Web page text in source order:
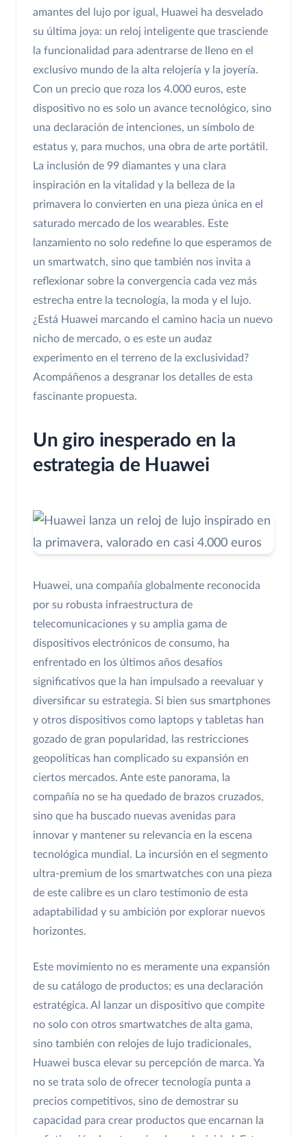
amantes del lujo por igual, Huawei ha desvelado
su última joya: un reloj inteligente que trasciende
la funcionalidad para adentrarse de lleno en el
exclusivo mundo de la alta relojería y la joyería.
Con un precio que roza los 4.000 euros, este
dispositivo no es solo un avance tecnológico, sino
una declaración de intenciones, un símbolo de
estatus y, para muchos, una obra de arte portátil.
La inclusión de 99 diamantes y una clara
inspiración en la vitalidad y la belleza de la
primavera lo convierten en una pieza única en el
saturado mercado de los wearables. Este
lanzamiento no solo redefine lo que esperamos de
un smartwatch, sino que también nos invita a
reflexionar sobre la convergencia cada vez más
estrecha entre la tecnología, la moda y el lujo.
¿Está Huawei marcando el camino hacia un nuevo
nicho de mercado, o es este un audaz
experimento en el terreno de la exclusividad?
Acompáñenos a desgranar los detalles de esta
fascinante propuesta.
Un giro inesperado en la
estrategia de Huawei
Huawei, una compañía globalmente reconocida
por su robusta infraestructura de
telecomunicaciones y su amplia gama de
dispositivos electrónicos de consumo, ha
enfrentado en los últimos años desafíos
significativos que la han impulsado a reevaluar y
diversificar su estrategia. Si bien sus smartphones
y otros dispositivos como laptops y tabletas han
gozado de gran popularidad, las restricciones
geopolíticas han complicado su expansión en
ciertos mercados. Ante este panorama, la
compañía no se ha quedado de brazos cruzados,
sino que ha buscado nuevas avenidas para
innovar y mantener su relevancia en la escena
tecnológica mundial. La incursión en el segmento
ultra-premium de los smartwatches con una pieza
de este calibre es un claro testimonio de esta
adaptabilidad y su ambición por explorar nuevos
horizontes.
Este movimiento no es meramente una expansión
de su catálogo de productos; es una declaración
estratégica. Al lanzar un dispositivo que compite
no solo con otros smartwatches de alta gama,
sino también con relojes de lujo tradicionales,
Huawei busca elevar su percepción de marca. Ya
no se trata solo de ofrecer tecnología punta a
precios competitivos, sino de demostrar su
capacidad para crear productos que encarnan la